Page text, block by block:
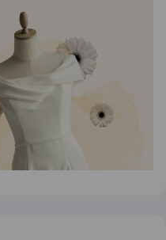
НА САЙТЕ